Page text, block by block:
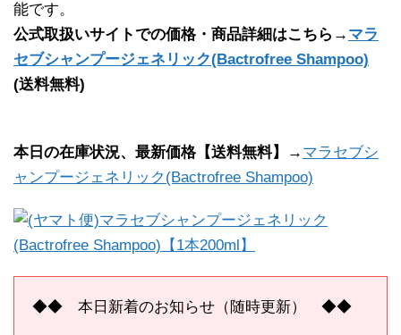
能です。
公式取扱いサイトでの価格・商品詳細はこちら→ マラ
セブシャンプージェネリック(Bactrofree Shampoo)
(送料無料)
本日の在庫状況、最新価格【送料無料】→ マラセブシ
ャンプージェネリック(Bactrofree Shampoo)
◆◆ 本日新着のお知らせ（随時更新） ◆◆